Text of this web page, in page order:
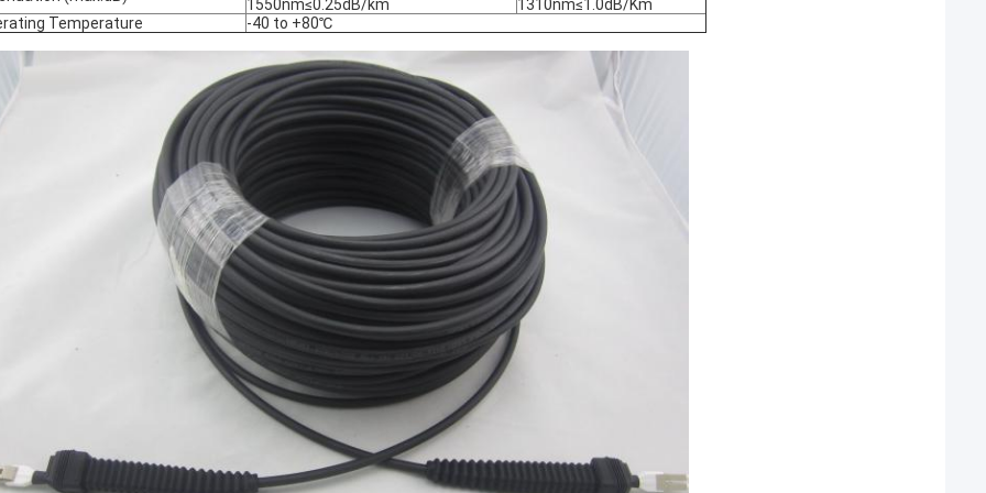
1550nm≤0.25dB/km
1310nm≤1.0dB/Km
Temperature
-40 to +80℃